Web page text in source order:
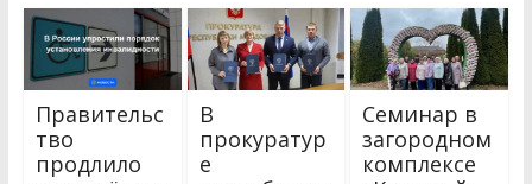
Правительс
тво
продлило
В
прокуратур
е
Семинар в
загородном
комплексе